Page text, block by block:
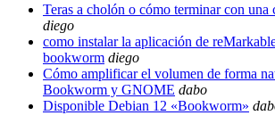
Teras a cholón o cómo terminar con una
diego
como instalar la aplicación de
bookworm diego
Cómo amplificar el volumen de forma
Bookworm y GNOME dabo
Disponible Debian 12 «Bookworm»